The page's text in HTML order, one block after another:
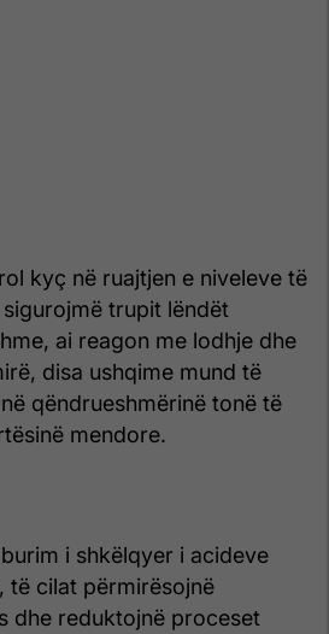
kyç në ruajtjen e niveleve të
trupit lëndët
ai reagon me lodhje dhe
disa ushqime mund të
qëndrueshmërinë tonë të
mendore.
i shkëlqyer i acideve
cilat përmirësojnë
dhe reduktojnë proceset